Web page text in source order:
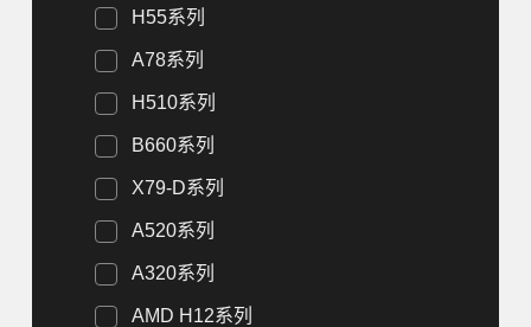
H55系列
A78系列
H510系列
B660系列
X79-D系列
A520系列
A320系列
AMD H12系列